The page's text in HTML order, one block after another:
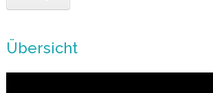
Übersicht